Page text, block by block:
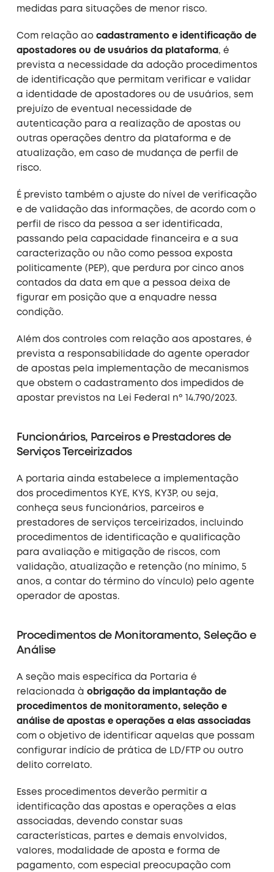
medidas para situações de menor risco.
Com relação ao cadastramento e identificação de
apostadores ou de usuários da plataforma , é
prevista a necessidade da adoção procedimentos
de identificação que permitam verificar e validar
a identidade de apostadores ou de usuários, sem
prejuízo de eventual necessidade de
autenticação para a realização de apostas ou
outras operações dentro da plataforma e de
atualização, em caso de mudança de perfil de
risco.
É previsto também o ajuste do nível de verificação
e de validação das informações, de acordo com o
perfil de risco da pessoa a ser identificada,
passando pela capacidade financeira e a sua
caracterização ou não como pessoa exposta
politicamente (PEP), que perdura por cinco anos
contados da data em que a pessoa deixa de
figurar em posição que a enquadre nessa
condição.
Além dos controles com relação aos apostares, é
prevista a responsabilidade do agente operador
de apostas pela implementação de mecanismos
que obstem o cadastramento dos impedidos de
apostar previstos na Lei Federal nº 14.790/2023.
Funcionários, Parceiros e Prestadores de
Serviços Terceirizados
A portaria ainda estabelece a implementação
dos procedimentos KYE, KYS, KY3P, ou seja,
conheça seus funcionários, parceiros e
prestadores de serviços terceirizados, incluindo
procedimentos de identificação e qualificação
para avaliação e mitigação de riscos, com
validação, atualização e retenção (no mínimo, 5
anos, a contar do término do vínculo) pelo agente
operador de apostas.
Procedimentos de Monitoramento, Seleção e
Análise
A seção mais específica da Portaria é
relacionada à obrigação da implantação de
procedimentos de monitoramento, seleção e
análise de apostas e operações a elas associadas
com o objetivo de identificar aquelas que possam
configurar indício de prática de LD/FTP ou outro
delito correlato.
Esses procedimentos deverão permitir a
identificação das apostas e operações a elas
associadas, devendo constar suas
características, partes e demais envolvidos,
valores, modalidade de aposta e forma de
pagamento, com especial preocupação com